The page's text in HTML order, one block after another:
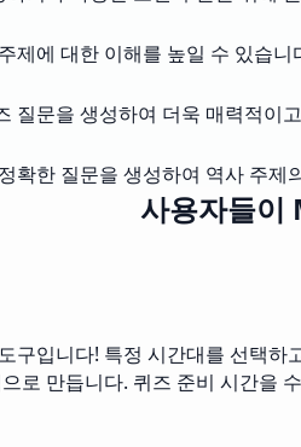
제에 대한 이해를 높일 수 있습니
질문을 생성하여 더욱 매력적이
확한 질문을 생성하여 역사 주제
사용자들이
구입니다! 특정 시간대를 선택
로 만듭니다. 퀴즈 준비 시간을